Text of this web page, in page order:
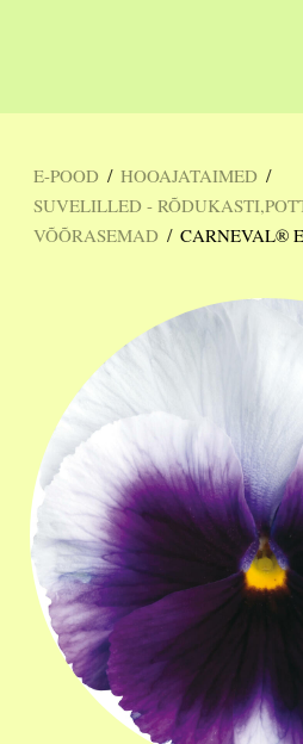
E-POOD / HOOAJATAIMED /
SUVELILLED -
VÕÕRASEMAD / CARNEVAL®